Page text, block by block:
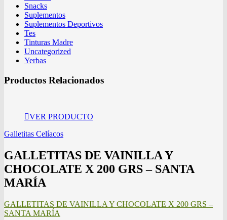
Snacks
Suplementos
Suplementos Deportivos
Tes
Tinturas Madre
Uncategorized
Yerbas
Productos Relacionados
VER PRODUCTO
Galletitas Celíacos
GALLETITAS DE VAINILLA Y
CHOCOLATE X 200 GRS – SANTA
MARÍA
GALLETITAS DE VAINILLA Y CHOCOLATE X 200 GRS –
SANTA MARÍA